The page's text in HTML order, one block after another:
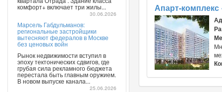
комфорт+ включает три жилы...
30.06.2026
Марсель Габдульманов:
региональные застройщики
вытесняют федералов в Москве
без ценовых войн
Рынок недвижимости вступил в
эпоху тектонических сдвигов, где
грубая сила рекламного бюджета
перестала быть главным оружием.
В новом выпуске канала...
25.06.2026
Апарт-комплекс